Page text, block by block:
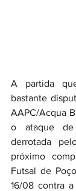
A partida
bastante
AAPC/Acqua
o ataque de
derrotada
próximo
Futsal de
16/08 contra